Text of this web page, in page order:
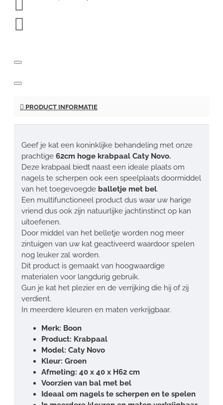
PRODUCT INFORMATIE
Geef je kat een koninklijke behandeling met onze
prachtige 62cm hoge krabpaal Caty Novo.
Deze krabpaal biedt naast een ideale plaats om
nagels te scherpen ook een speelplaats doormiddel
van het toegevoegde balletje met bel.
Een multifunctioneel product dus waar uw harige
vriend dus ook zijn natuurlijke jachtinstinct op kan
uitoefenen.
Door middel van het belletje worden nog meer
zintuigen van uw kat geactiveerd waardoor spelen
nog leuker zal worden.
Dit product is gemaakt van hoogwaardige
materialen voor langdurig gebruik.
Gun je kat het plezier en de verrijking die hij of zij
verdient.
In meerdere kleuren en maten verkrijgbaar.
Merk: Boon
Product: Krabpaal
Model: Caty Novo
Kleur: Groen
Afmeting: 40 x 40 x H62 cm
Voorzien van bal met bel
Ideaal om nagels te scherpen en te spelen